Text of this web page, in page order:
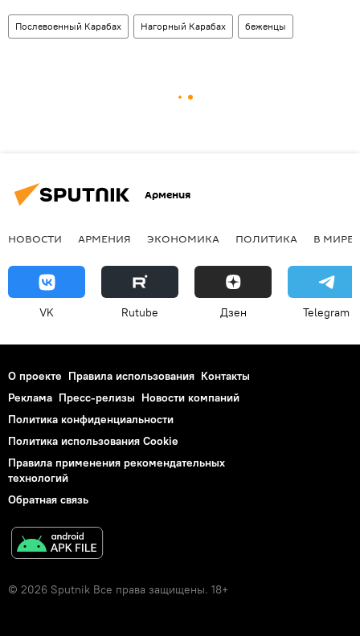
Послевоенный Карабах Нагорный Карабах беженцы
Армения
НОВОСТИ АРМЕНИЯ ЭКОНОМИКА ПОЛИТИКА В МИРЕ
VK Rutube Дзен Telegram
О проекте Правила использования Контакты
Реклама Пресс-релизы Новости компаний
Политика конфиденциальности
Политика использования Cookie
Правила применения рекомендательных
технологий
Обратная связь
© 2026 Sputnik Все права защищены. 18+